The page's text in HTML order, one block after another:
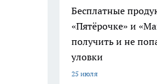
Бесплатные
«Пятёрочке» и
получить и не
уловки
25 июля